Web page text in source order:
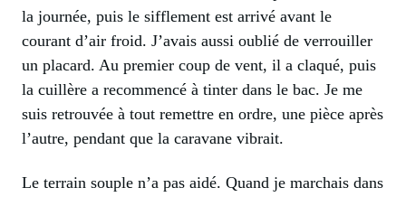
la journée, puis le sifflement est arrivé avant le
courant d’air froid. J’avais aussi oublié de verrouiller
un placard. Au premier coup de vent, il a claqué, puis
la cuillère a recommencé à tinter dans le bac. Je me
suis retrouvée à tout remettre en ordre, une pièce après
l’autre, pendant que la caravane vibrait.
Le terrain souple n’a pas aidé. Quand je marchais dans